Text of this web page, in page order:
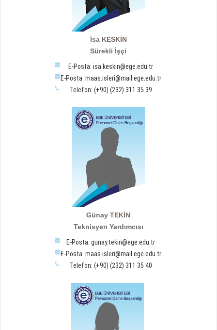
İsa KESKİN
Sürekli İşçi
E-Posta: isa.keskin@ege.edu.tr
E-Posta: maas.isleri@mail.ege.edu.tr
Telefon: (+90) (232) 311 35 39
Günay TEKİN
Teknisyen Yardımcısı
E-Posta: gunay.tekin@ege.edu.tr
E-Posta: maas.isleri@mail.ege.edu.tr
Telefon: (+90) (232) 311 35 40